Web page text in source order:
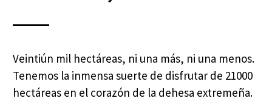
Veintiún mil hectáreas, ni una más, ni una menos.
Tenemos la inmensa suerte de disfrutar de 21000
hectáreas en el corazón de la dehesa extremeña.